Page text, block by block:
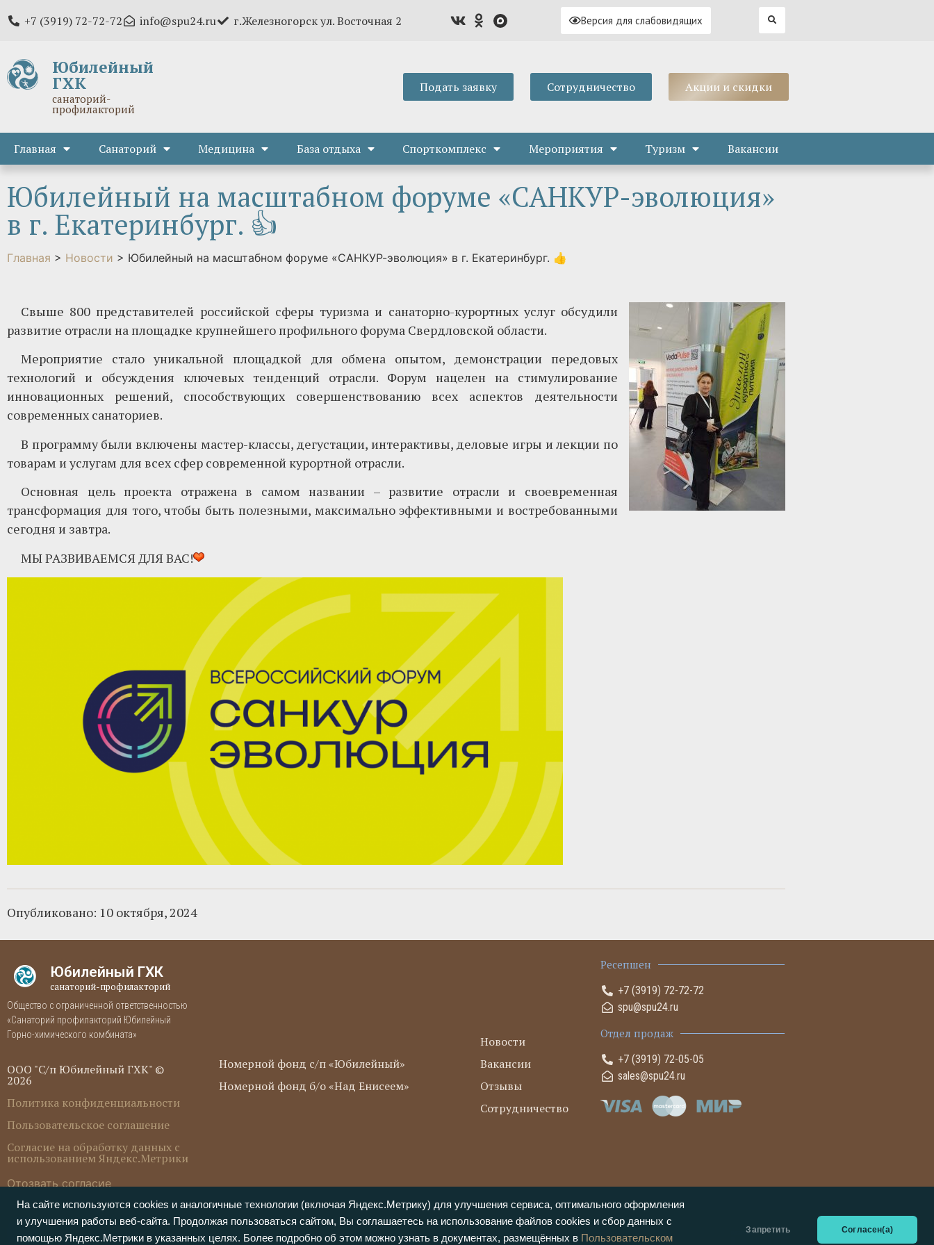
На сайте используются cookies и аналогичные технологии (включая Яндекс.Метрику) для улучшения сервиса, оптимального оформления
и улучшения работы веб-сайта. Продолжая пользоваться сайтом, Вы соглашаетесь на использование файлов cookies и сбор данных с
помощью Яндекс.Метрики в указанных целях. Более подробно об этом можно узнать в документах, размещённых в Пользовательском
Запретить Согласен(а)
+7 (3919) 72-72-72 info@spu24.ru г.Железногорск ул. Восточная 2 Версия для слабовидящих
Юбилейный
ГХК
санаторий-
профилакторий
Подать заявку Сотрудничество Акции и скидки
Главная Санаторий Медицина База отдыха Спорткомплекс Мероприятия Туризм Вакансии
Юбилейный на масштабном форуме «САНКУР-эволюция»
в г. Екатеринбург. 👍
Главная > Новости > Юбилейный на масштабном форуме «САНКУР-эволюция» в г. Екатеринбург. 👍
Свыше 800 представителей российской сферы туризма и санаторно-курортных услуг обсудили
развитие отрасли на площадке крупнейшего профильного форума Свердловской области.
Мероприятие стало уникальной площадкой для обмена опытом, демонстрации передовых
технологий и обсуждения ключевых тенденций отрасли. Форум нацелен на стимулирование
инновационных решений, способствующих совершенствованию всех аспектов деятельности
современных санаториев.
В программу были включены мастер-классы, дегустации, интерактивы, деловые игры и лекции по
товарам и услугам для всех сфер современной курортной отрасли.
Основная цель проекта отражена в самом названии – развитие отрасли и своевременная
трансформация для того, чтобы быть полезными, максимально эффективными и востребованными
сегодня и завтра.
МЫ РАЗВИВАЕМСЯ ДЛЯ ВАС!
Опубликовано: 10 октября, 2024
Юбилейный ГХК
санаторий-профилакторий
Общество с ограниченной ответственностью
«Санаторий профилакторий Юбилейный
Горно-химического комбината»
ООО "С/п Юбилейный ГХК" ©
2026
Политика конфиденциальности
Пользовательское соглашение
Согласие на обработку данных с
использованием Яндекс.Метрики
Отозвать согласие
Номерной фонд с/п «Юбилейный»
Номерной фонд б/о «Над Енисеем»
Новости
Вакансии
Отзывы
Сотрудничество
Ресепшен
+7 (3919) 72-72-72
spu@spu24.ru
Отдел продаж
+7 (3919) 72-05-05
sales@spu24.ru
Обращаем ваше внимание на то, что данный интернет-сайт носит исключительно информационный характер и ни
при каких условиях не является публичной офертой. Пользуясь сайтом и заполняя формы обратной связи, Вы